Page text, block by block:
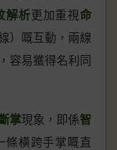
解析更加重視命
）嘅互動，兩線
容易獲得名利同
斷掌現象，即係智
條橫跨手掌嘅直